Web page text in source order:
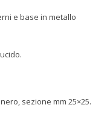
e base in metallo
sezione mm 25×25.